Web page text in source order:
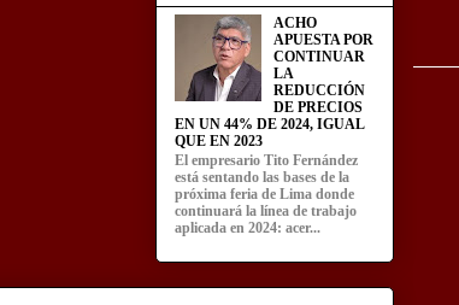
ACHO
APUESTA POR
CONTINUAR
LA
REDUCCIÓN
DE PRECIOS
EN UN 44% DE 2024, IGUAL
QUE EN 2023
El empresario Tito Fernández
está sentando las bases de la
próxima feria de Lima donde
continuará la línea de trabajo
aplicada en 2024: acer...